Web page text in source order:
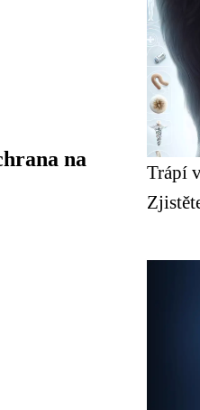
na
Trápí